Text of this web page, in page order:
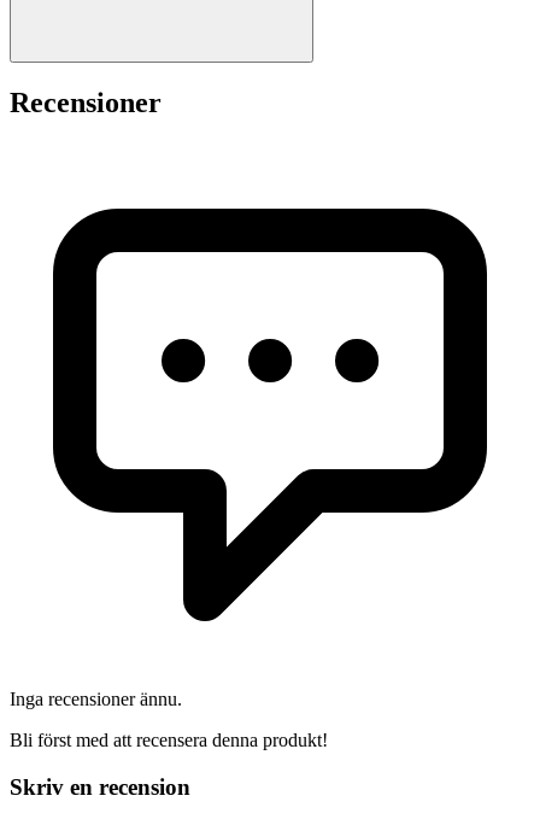
Recensioner
Inga recensioner ännu.
Bli först med att recensera denna produkt!
Skriv en recension